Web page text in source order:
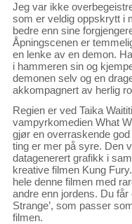
Jeg var ikke
som er veldig oppskrytt i
bedre enn sine
Åpningscenen er
en lenke av en demon.
i hammeren sin og
demonen selv og en
akkompagnert av herlig
Regien er ved Taika
vampyrkomedien What
gjør en overraskende god
ting er mer på syre. Den
datagenerert grafikk i
kreative filmen Kung
hele denne filmen med
andre enn jordens. Du får
Strange’, som passer
filmen.